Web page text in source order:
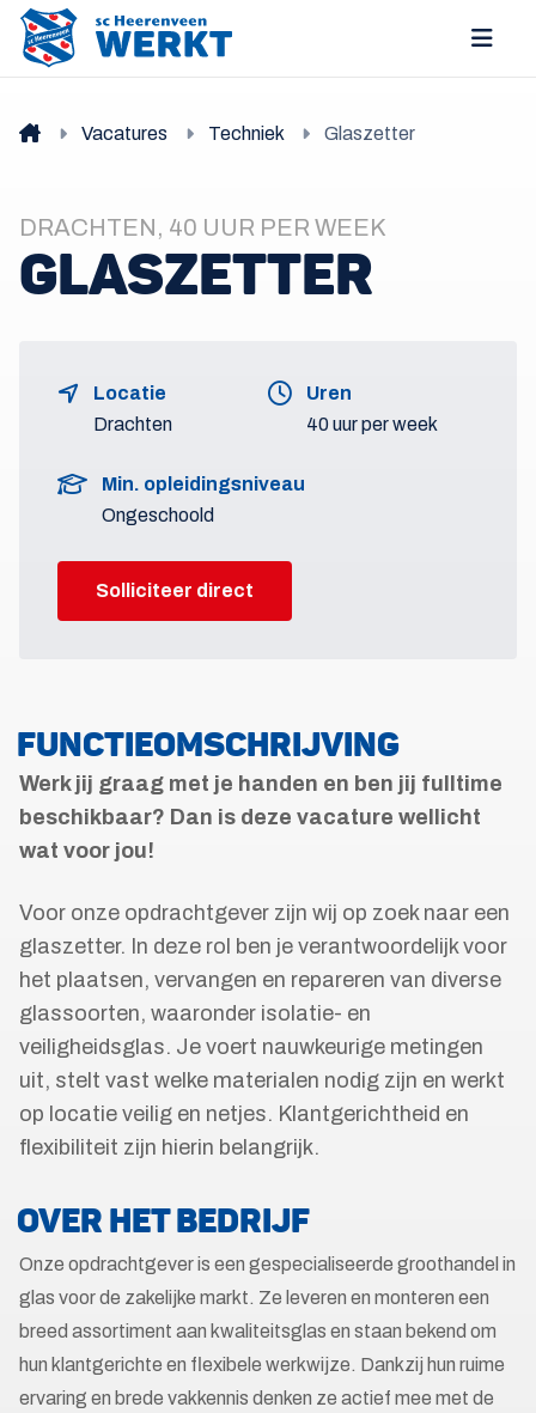
Vacatures Techniek Glaszetter
DRACHTEN, 40 UUR PER WEEK
GLASZETTER
Locatie
Drachten
Uren
40 uur per week
Min. opleidingsniveau
Ongeschoold
Solliciteer direct
FUNCTIEOMSCHRIJVING
Werk jij graag met je handen en ben jij fulltime
beschikbaar? Dan is deze vacature wellicht
wat voor jou!
Voor onze opdrachtgever zijn wij op zoek naar een
glaszetter. In deze rol ben je verantwoordelijk voor
het plaatsen, vervangen en repareren van diverse
glassoorten, waaronder isolatie- en
veiligheidsglas. Je voert nauwkeurige metingen
uit, stelt vast welke materialen nodig zijn en werkt
op locatie veilig en netjes. Klantgerichtheid en
flexibiliteit zijn hierin belangrijk.
OVER HET BEDRIJF
Onze opdrachtgever is een gespecialiseerde groothandel in
glas voor de zakelijke markt. Ze leveren en monteren een
breed assortiment aan kwaliteitsglas en staan bekend om
hun klantgerichte en flexibele werkwijze. Dankzij hun ruime
ervaring en brede vakkennis denken ze actief mee met de